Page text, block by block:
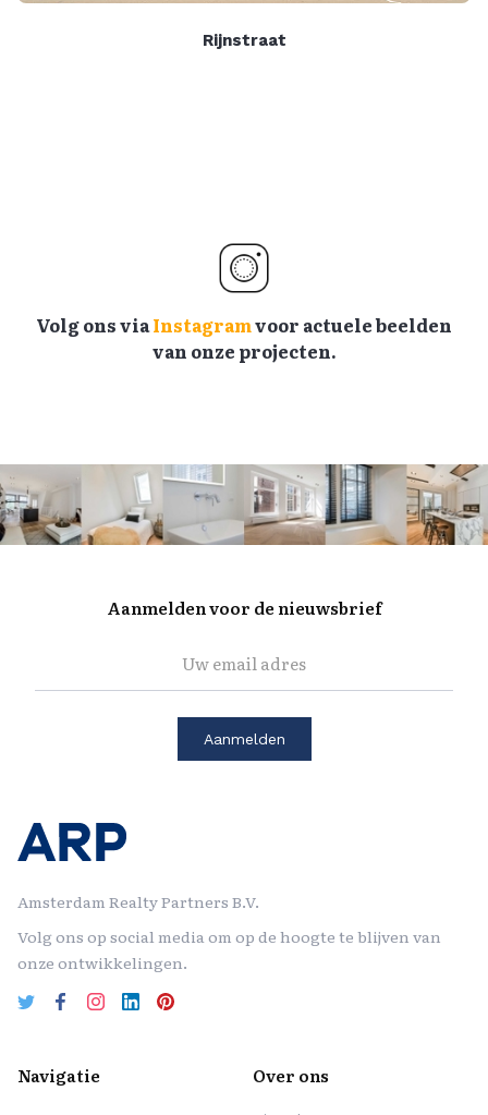
Rijnstraat
Volg ons viaInstagramvoor actuele beelden
van onze projecten.
Amsterdam Realty Partners B.V.
Volg ons op social media om op de hoogte te blijven van
onze ontwikkelingen.
Navigatie Over ons
Aanmelden voor de nieuwsbrief